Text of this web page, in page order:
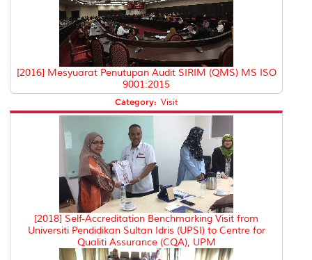
[2016] Mesyuarat Penutupan Audit SIRIM (QMS) MS ISO
9001:2015
Category: Visit
[2018] Self-Accreditation Benchmarking Visit from
Universiti Pendidikan Sultan Idris (UPSI) to Centre for
Qualiti Assurance (CQA), UPM